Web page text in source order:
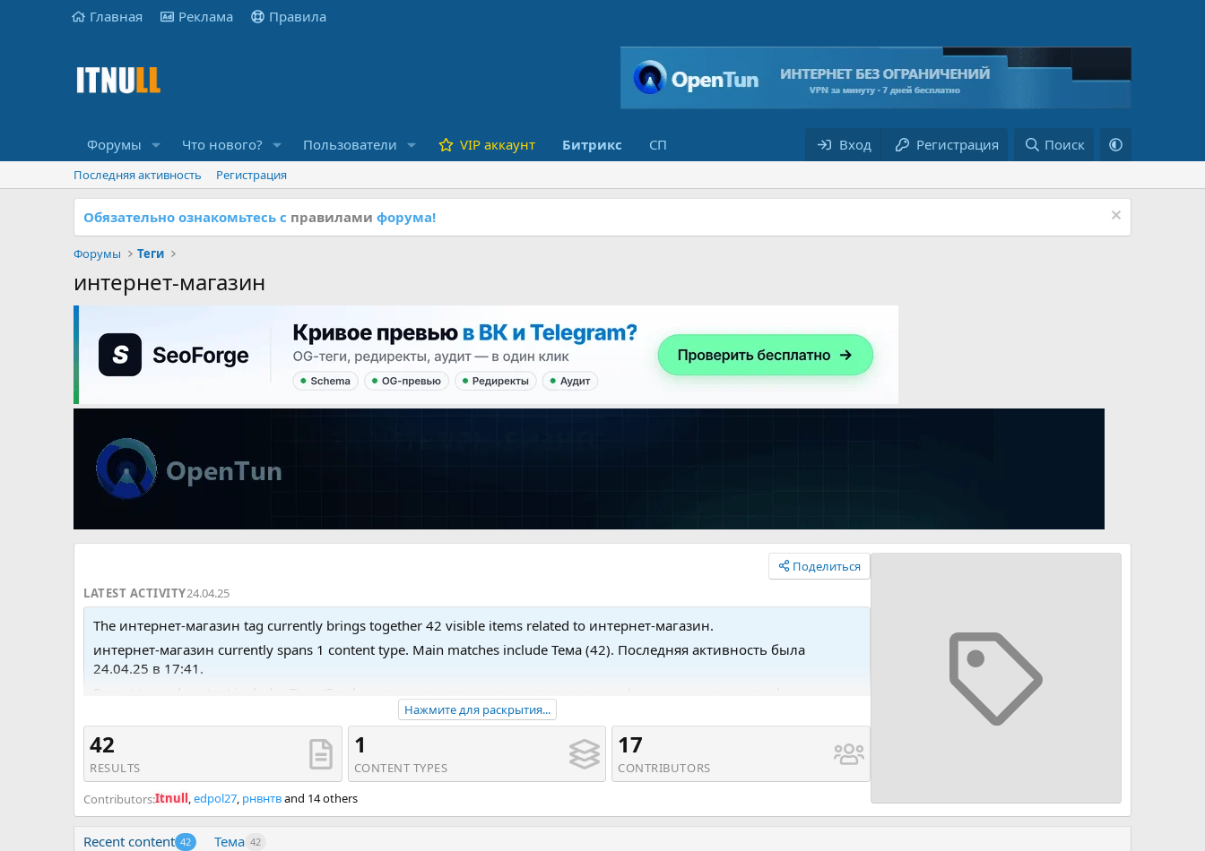
Главная Реклама Правила
Форумы Что нового? Пользователи VIP аккаунт Битрикс СП Вход Регистрация Поиск
Последняя активность Регистрация
Обязательно ознакомьтесь с правилами форума!
Форумы Теги
интернет-магазин
Поделиться
LATEST ACTIVITY24.04.25
The интернет-магазин tag currently brings together 42 visible items related to интернет-магазин.
интернет-магазин currently spans 1 content type. Main matches include Тема (42). Последняя активность была
24.04.25 в 17:41.
Recent tagged content includes Тема 'Fresh: интернет-магазин продуктов питания,фермерские продукты |
webstudiosamovar.kopotolki', Тема 'Аспро: Премьер - интернет-магазин | aspro.premier' and Тема 'INTEC.Garderob -
интернет-магазин одежды, обуви, сумок, нижнего белья и аксессуаров | intec.garderob'.
Нажмите для раскрытия...
42
RESULTS
1
CONTENT TYPES
17
CONTRIBUTORS
Contributors:Itnull,edpol27, рнвнтвand 14 others
Recent content 42 Тема 42